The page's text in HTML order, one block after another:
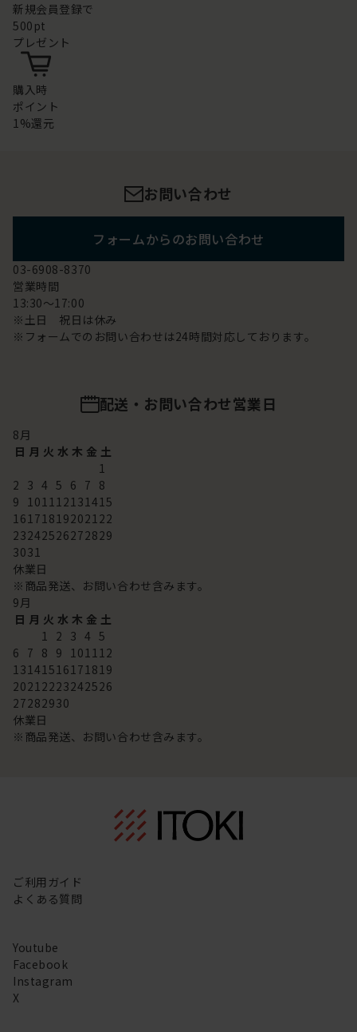
新規会員登録で
500pt
プレゼント
購入時
ポイント
1%還元
お問い合わせ
フォームからのお問い合わせ
03-6908-8370
営業時間
13:30～17:00
※土日 祝日は休み
※フォームでのお問い合わせは24時間対応しております。
配送・お問い合わせ営業日
8月
日 月 火 水 木 金 土
1
2 3 4 5 6 7 8
9 101112131415
16171819202122
23242526272829
3031
休業日
※商品発送、お問い合わせ含みます。
9月
日 月 火 水 木 金 土
1 2 3 4 5
6 7 8 9 101112
13141516171819
20212223242526
27282930
休業日
※商品発送、お問い合わせ含みます。
ご利用ガイド
よくある質問
Youtube
Facebook
Instagram
X